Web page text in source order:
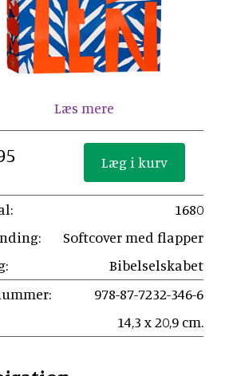
Læs mere
1680
Softcover med flapper
Bibelselskabet
978-87-7232-346-6
14,3 x 20,9 cm.